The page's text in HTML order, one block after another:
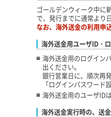
ゴールデンウィーク中に
で、発行までに通常より
なお、海外送金の利用申
海外送金用ユーザID・
海外送金用のログイン
出ください。
銀行営業日に、順次再
「ログインパスワー
海外送金用のユーザID
海外送金実行時の、送